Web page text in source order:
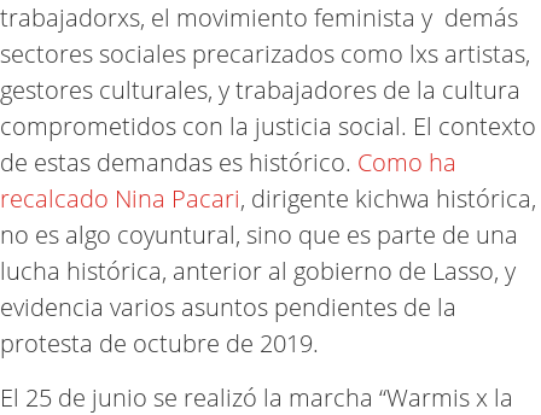
trabajadorxs, el movimiento feminista y demás
sectores sociales precarizados como lxs artistas,
gestores culturales, y trabajadores de la cultura
comprometidos con la justicia social. El contexto
de estas demandas es histórico. Como ha
recalcado Nina Pacari, dirigente kichwa histórica,
no es algo coyuntural, sino que es parte de una
lucha histórica, anterior al gobierno de Lasso, y
evidencia varios asuntos pendientes de la
protesta de octubre de 2019.
El 25 de junio se realizó la marcha “Warmis x la